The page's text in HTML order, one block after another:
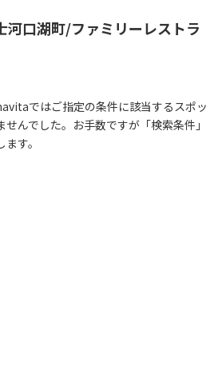
河口湖町/ファミリーレストラ
ではご指定の条件に該当するスポッ
んでした。お手数ですが「検索条件」
す。